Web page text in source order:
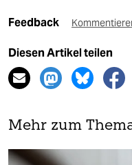
Feedback
Diesen Artikel teilen
Mehr zum